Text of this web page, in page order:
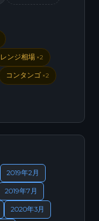
レンジ相場 ×2
コンタンゴ ×2
2019年2月
2019年7月
2020年3月